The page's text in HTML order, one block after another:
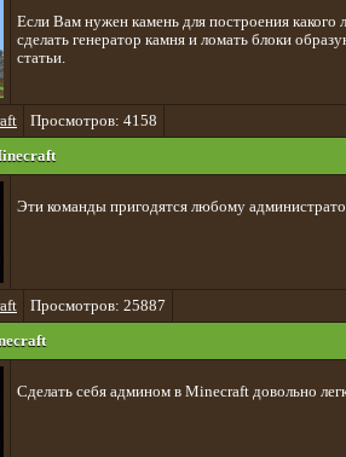
Если Вам нужен камень для построения
сделать генератор камня и ломать блоки
статьи.
Просмотров: 4158
Эти команды пригодятся любому
Просмотров: 25887
Сделать себя админом в Minecraft довольно